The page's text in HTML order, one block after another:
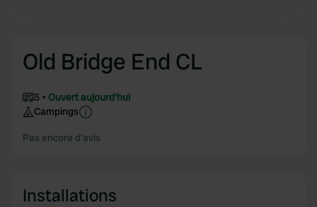
Old Bridge End CL
5
Ouvert aujourd'hui
Campings
Pas encore d'avis
Installations